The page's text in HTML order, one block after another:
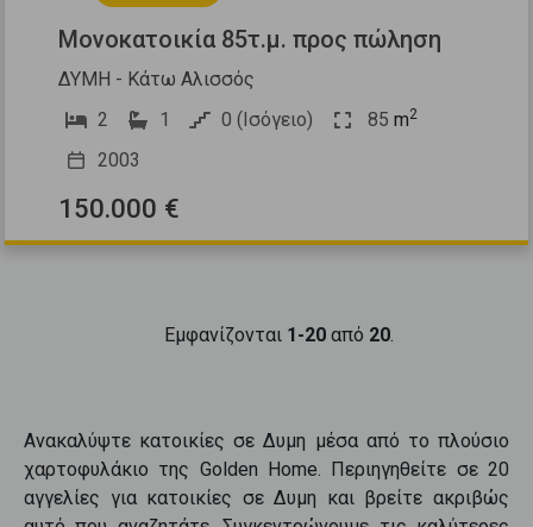
Μονοκατοικία 85τ.μ. προς πώληση
ΔΥΜΗ - Κάτω Αλισσός
2
1 0 (Ισόγειο) 85 m2
2003
150.000 €
Εμφανίζονται 1-20από 20.
Ανακαλύψτε κατοικίες σεΔυμη μέσα από το πλούσιο
χαρτοφυλάκιο της Golden Home. Περιηγηθείτε σε 20
αγγελίες για κατοικίες σεΔυμη και βρείτε ακριβώς